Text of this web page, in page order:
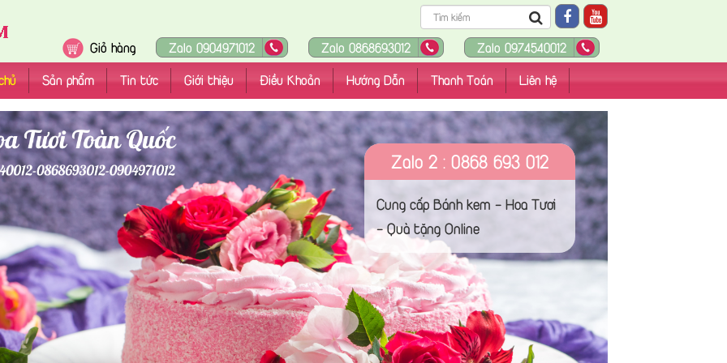
Giỏ hàng Zalo 0904971012 Zalo 0868693012
Zalo 0974540012
Sản phẩm Tin tức Giới thiệu Điều Khoản Hướng Dẫn Thanh Toán Liên hệ
Zalo 2 : 0868 693 012
Cung cấp Bánh kem - Hoa Tươi
- Quà tặng Online